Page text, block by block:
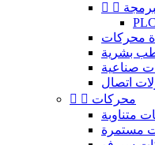
 
محركات
بشرية
صناعية
اتصال
  محركات
متناوبة
مستمرة